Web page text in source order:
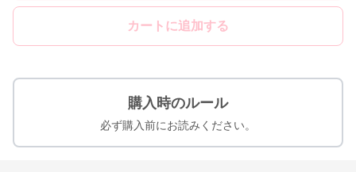
カートに追加する
購入時のルール
必ず購入前にお読みください。